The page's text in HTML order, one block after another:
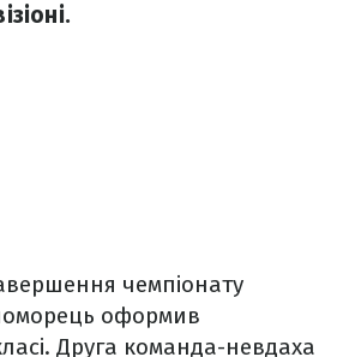
чемпіонату
оформив
Друга команда-невдаха